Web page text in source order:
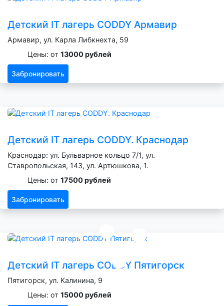
Детский IT лагерь CODDY Армавир
Армавир, ул. Карла Либкнехта, 59
Цены: от 13000 рублей
Забронировать
Детский IT лагерь CODDY. Краснодар
Краснодар: ул. Бульварное кольцо 7/1, ул.
Ставропольская, 143, ул. Артюшкова, 1.
Цены: от 17500 рублей
Забронировать
Детский IT лагерь CODDY Пятигорск
Пятигорск, ул. Калинина, 9
Цены: от 15000 рублей